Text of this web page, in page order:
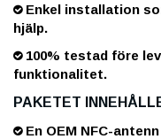
Enkel installation
hjälp.
100% testad före
funktionalitet.
PAKETET
En OEM NFC-